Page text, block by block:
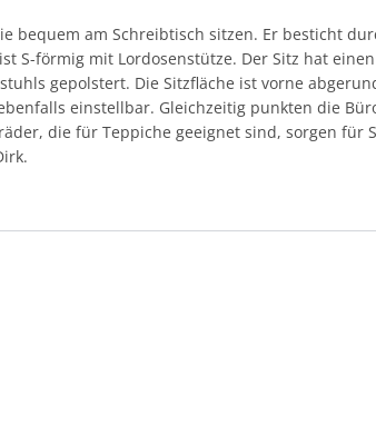
bequem am Schreibtisch sitzen. Er besticht
S-förmig mit Lordosenstütze. Der Sitz hat
gepolstert. Die Sitzfläche ist vorne
einstellbar. Gleichzeitig punkten die
die für Teppiche geeignet sind, sorgen für